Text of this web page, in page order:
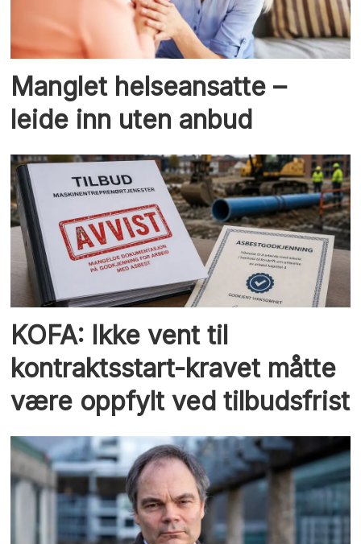
Manglet helse­ansatte –
leide inn uten anbud
KOFA: Ikke vent til
kontraktsstart-kravet måtte
være oppfylt ved tilbudsfrist